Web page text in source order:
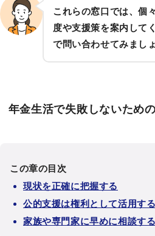
これらの窓口では、個
度や支援策を案内して
で問い合わせてみましょ
年金生活で失敗しないため
この章の目次
現状を正確に把握する
公的支援は権利として活用する
家族や専門家に早めに相談する